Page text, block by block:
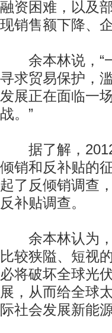
融资困难，以及
现销售额下降、
余本林说，“一
寻求贸易保护，
发展正在面临一
战。”
据了解，2012
倾销和反补贴的
起了反倾销调查
反补贴调查。
余本林认为，
比较狭隘、短视
必将破坏全球光
展，从而给全球
际社会发展新能